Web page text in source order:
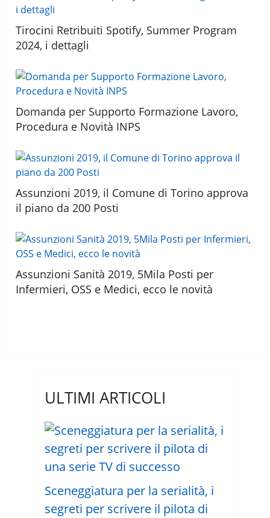
Tirocini Retribuiti Spotify, Summer Program
2024, i dettagli
Domanda per Supporto Formazione Lavoro,
Procedura e Novità INPS
Assunzioni 2019, il Comune di Torino approva
il piano da 200 Posti
Assunzioni Sanità 2019, 5Mila Posti per
Infermieri, OSS e Medici, ecco le novità
ULTIMI ARTICOLI
Sceneggiatura per la serialità, i
segreti per scrivere il pilota di